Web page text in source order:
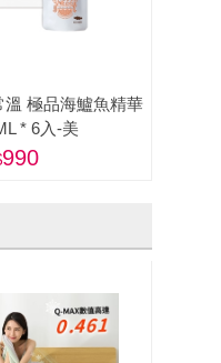
溫 極品海鱸魚精華
* 6入-美
990